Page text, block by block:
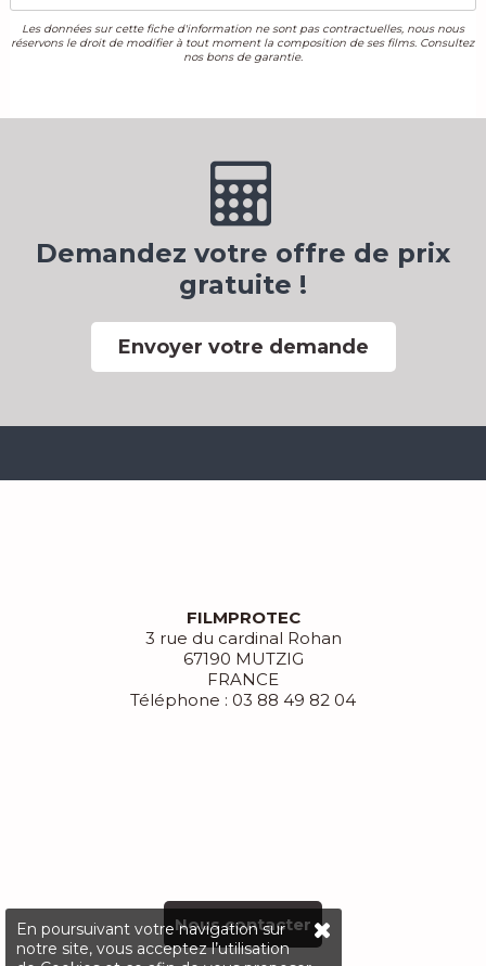
Les données sur cette fiche d'information ne sont pas contractuelles, nous nous
réservons le droit de modifier à tout moment la composition de ses films. Consultez
nos bons de garantie.
Demandez votre offre de prix
gratuite !
Envoyer votre demande
FILMPROTEC
3 rue du cardinal Rohan
67190 MUTZIG
FRANCE
Téléphone : 03 88 49 82 04
Nous contacter
En poursuivant votre navigation sur
notre site, vous acceptez l’utilisation